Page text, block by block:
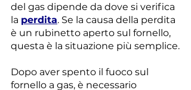
del gas dipende da dove si verifica
la perdita. Se la causa della perdita
è un rubinetto aperto sul fornello,
questa è la situazione più semplice.
Dopo aver spento il fuoco sul
fornello a gas, è necessario